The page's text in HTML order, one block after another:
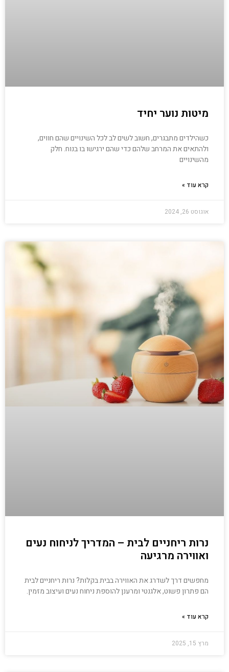
מיטות נוער יחיד
כשהילדים מתבגרים, חשוב לשים לב לכל השינויים שהם חווים,
ולהתאים את המרחב שלהם כדי שהם ירגישו בו בנוח. חלק
מהשינויים
קרא עוד »
אוגוסט 26, 2024
נרות ריחניים לבית – המדריך לניחוח נעים
ואווירה מרגיעה
מחפשים דרך לשדרג את האווירה בבית בקלות? נרות ריחניים לבית
הם פתרון פשוט, אלגנטי ומרענן להוספת ניחוח נעים ועיצוב מזמין.
קרא עוד »
מרץ 15, 2025